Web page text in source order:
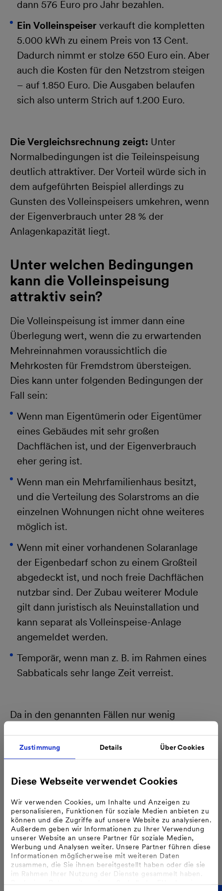
Zustimmung Details Über Cookies
Diese Webseite verwendet Cookies
Wir verwenden Cookies, um Inhalte und Anzeigen zu
personalisieren, Funktionen für soziale Medien anbieten zu
können und die Zugriffe auf unsere Website zu analysieren.
Außerdem geben wir Informationen zu Ihrer Verwendung
unserer Website an unsere Partner für soziale Medien,
Werbung und Analysen weiter. Unsere Partner führen diese
Informationen möglicherweise mit weiteren Daten
zusammen, die Sie ihnen bereitgestellt haben oder die sie
im Rahmen Ihrer Nutzung der Dienste gesammelt haben.
dann 576 Euro pro Jahr bezahlen.
Ein Volleinspeiser verkauft die kompletten
5.000 kWh zu einem Preis von 13 Cent.
Dadurch nimmt er stolze 650 Euro ein. Aber
auch die Kosten für den Netzstrom steigen
– auf 1.850 Euro. Die Ausgaben belaufen
sich also unterm Strich auf 1.200 Euro.
Die Vergleichsrechnung zeigt: Unter
Normalbedingungen ist die Teileinspeisung
deutlich attraktiver. Der Vorteil würde sich in
dem aufgeführten Beispiel allerdings zu
Gunsten des Volleinspeisers umkehren, wenn
der Eigenverbrauch unter 28 % der
Anlagenkapazität liegt.
Unter welchen Bedingungen
kann die Volleinspeisung
attraktiv sein?
Die Volleinspeisung ist immer dann eine
Überlegung wert, wenn die zu erwartenden
Mehreinnahmen voraussichtlich die
Mehrkosten für Fremdstrom übersteigen.
Dies kann unter folgenden Bedingungen der
Fall sein:
Wenn man Eigentümerin oder Eigentümer
eines Gebäudes mit sehr großen
Dachflächen ist, und der Eigenverbrauch
eher gering ist.
Wenn man ein Mehrfamilienhaus besitzt,
und die Verteilung des Solarstroms an die
einzelnen Wohnungen nicht ohne weiteres
möglich ist.
Wenn mit einer vorhandenen Solaranlage
der Eigenbedarf schon zu einem Großteil
abgedeckt ist, und noch freie Dachflächen
nutzbar sind. Der Zubau weiterer Module
gilt dann juristisch als Neuinstallation und
kann separat als Volleinspeise-Anlage
angemeldet werden.
Temporär, wenn man z. B. im Rahmen eines
Sabbaticals sehr lange Zeit verreist.
Da in den genannten Fällen nur wenig
werden müsste, ließen sich mit einer
Volleinspeise-Anlage Jahr für Jahr Gewinne
Anreiz gegeben, die verfügbare Dachfläche
vollständig für Photovoltaik zu nutzen.